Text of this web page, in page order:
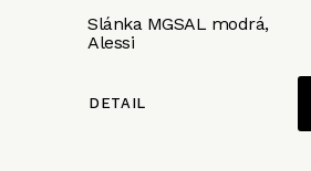
Slánka MGSAL modrá,
Alessi
DETAIL